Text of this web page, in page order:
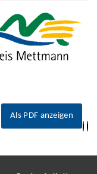
Als PDF anzeigen